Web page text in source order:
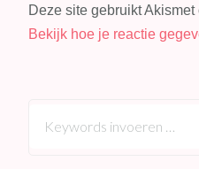
Deze site gebruikt
Bekijk hoe je reactie
zoek